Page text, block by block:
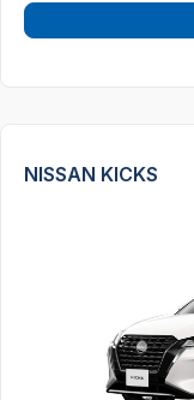
NISSAN KICKS